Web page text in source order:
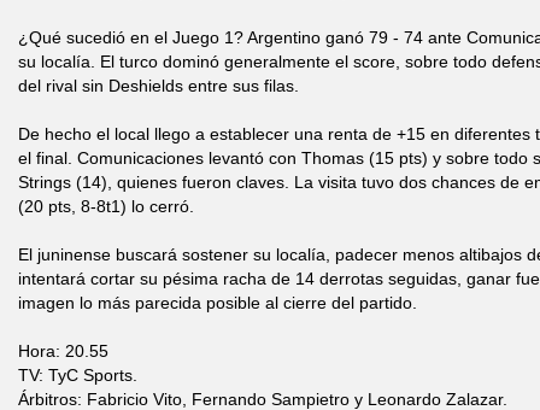
¿Qué sucedió en el Juego 1? Argentino ganó 79 - 74 ante
su localía. El turco dominó generalmente el score, sobre todo
del rival sin Deshields entre sus filas.
De hecho el local llego a establecer una renta de +15 en
el final. Comunicaciones levantó con Thomas (15 pts) y sobre todo
Strings (14), quienes fueron claves. La visita tuvo dos chances de
(20 pts, 8-8t1) lo cerró.
El juninense buscará sostener su localía, padecer menos altibajos
intentará cortar su pésima racha de 14 derrotas seguidas, ganar
imagen lo más parecida posible al cierre del partido.
Hora: 20.55
TV: TyC Sports.
Árbitros: Fabricio Vito, Fernando Sampietro y Leonardo Zalazar.